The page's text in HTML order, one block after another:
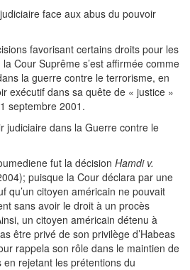
face aux abus du pouvoir
favorisant certains droits pour les
Cour Suprême s’est affirmée comme
la guerre contre le terrorisme, en
exécutif dans sa quête de « justice »
septembre 2001.
judiciaire dans la Guerre contre le
fut la décision Hamdi v.
puisque la Cour déclara par une
qu’un citoyen américain ne pouvait
sans avoir le droit à un procès
un citoyen américain détenu à
être privé de son privilège d’Habeas
rappela son rôle dans le maintien de
rejetant les prétentions du